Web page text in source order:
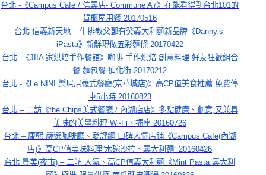
台北 -《Campus Cafe / 信義店- Commune A7》在能看得到台北101的
貨櫃屋用餐 20170516
台北 信義新天地 – 牛排教父鄧有癸義大利麵新品牌《Danny’s
iPasta》新鮮現做五彩麵條 20170422
台北 -《JIIA 家烘焙手作餐館》咖啡.手作烘焙.創意料理 好友狂歡組合
餐 麵包餐 迪化街 20170212
台北 -《Le NINI 樂尼尼義式餐廳(京華城店)》高CP值美食推薦 免費停
車5小時 20160823
台北 – 二訪《the Chips美式餐廳 / 內湖店店》多點健康、創意,又兼具
美味的美墨料理 Wi-Fi、插座 20160726
台北 – 康熙 嚴選咖啡廳、愛評網 口碑人氣店鋪《Campus Cafe(內湖
店)》高CP值美味料理”木碗沙拉、義大利麵” 20160426
台北 景美(夜市) – 二訪 人氣、高CP值義大利麵《Mint Pasta 義大利